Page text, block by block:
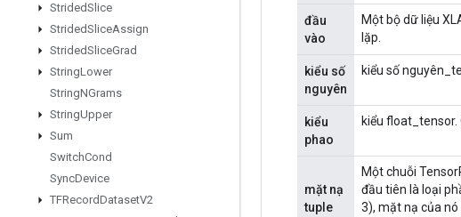
StridedSlice
StridedSliceAssign
StridedSliceGrad
StringLower
StringNGrams
StringUpper
Sum
SwitchCond
SyncDevice
TFRecordDatasetV2
đầu
vào
Một bộ dữ liệu
lặp.
kiểu số
nguyên
kiểu số
kiểu
phao
kiểu
mặt nạ
tuple
Một chuỗi
đầu tiên là loại
3), mặt nạ của